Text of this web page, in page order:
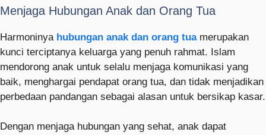
Menjaga Hubungan Anak dan Orang Tua
Harmoninya hubungan anak dan orang tuamerupakan
kunci terciptanya keluarga yang penuh rahmat. Islam
mendorong anak untuk selalu menjaga komunikasi yang
baik, menghargai pendapat orang tua, dan tidak menjadikan
perbedaan pandangan sebagai alasan untuk bersikap kasar.
Dengan menjaga hubungan yang sehat, anak dapat